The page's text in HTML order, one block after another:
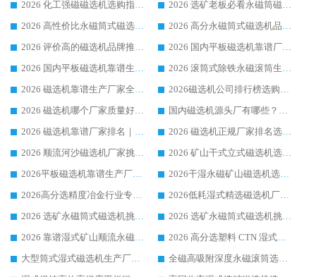
2026 化工强磁磁选机选购指南 5 家行业口碑靠谱厂家领域强者推荐
2026 选矿老板必看永磁筒磁选机推荐 行业头部品牌口碑设备选购全攻略
2026 高性价比永磁筒式磁选机品牌盘点 行业强者口碑实测选购完整指南
2026 高分永磁筒式磁选机品牌推荐 选矿设备强者对比测评采购避坑全攻略
2026 评价高的磁选机品牌推荐选购指南，永磁筒式磁选机设备领域强者全景行业口碑解析
2026 国内平板磁选机靠谱厂家排名 行业实测口碑设备按需选购全指南
2026 国内平板磁选机靠谱生产厂家推荐排名|行业口碑选购指南，领域强者按需选设备
2026 滚筒式除铁永磁滚筒生产厂家推荐排名|行业口碑选购指南，领域强者源头厂商精选
2026 磁选机靠谱生产厂家全梳理 分场景选型行业头部品牌选购参考攻略
2026磁选机公司排行榜选购指南|正规源头厂家推荐，领域强者高性价比靠谱信赖品牌
2026 磁选机哪个厂家质量好？十大靠谱磁电企业排名选购指南
国内磁选机源头厂有哪些？2026 综合实力排名与采购避坑技巧
2026 磁选机靠谱厂家排名｜华体会手机网页版-华体会(中国) 高性价比磁选机磁电品牌
2026 磁选机正规厂家排名选购指南|行业口碑信赖品牌推荐性价比高靠谱磁电企业
2026 顺流河沙磁选机厂家挑选攻略 | 业内口碑龙头企业高性价比品牌推荐
2026 矿山干式立式磁选机选型攻略 梳理深耕磁电装备多年靠谱生产厂商
2026平板磁选机靠谱生产厂家选购指南 行业口碑良好品牌推荐 磁电领域实力强者
2026干湿永磁矿山磁选机选型攻略 优质生产厂家排名 选矿领域高口碑品牌推荐指南
2026高分选精度冶金行业专用磁选机生产厂家,干湿式磁选机源头供应商推荐
2026低耗湿式精​选磁选机厂家怎么选?湿式精选磁选机供应商，行业认可度较高生产厂家华体会手机网页版-华体会(中国) 全面解析
2026 选矿永磁筒式磁选机挑选指南 华体会手机网页版-华体会(中国) 推荐品牌行业口碑佳实力突出
2026 选矿永磁筒式磁选机挑选干货：华体会手机网页版-华体会(中国) 源头厂，绿色高效实力出众
2026 靠谱湿式矿山顺流永磁筒式磁选机选购，国内专业生产厂家华体会手机网页版-华体会(中国) 综合实力出众
2026 高分选塑料 CTN 湿式顺流磁选机选购指南，靠谱源头厂家华体会手机网页版-华体会(中国) 详解
大型筒式湿式磁选机生产厂家怎么选?华体会手机网页版-华体会(中国) 设备口碑广受行业认可
全磁高吸附深度永磁滚筒选购指南 业内口碑稳定磁电设备生产厂家详细推荐